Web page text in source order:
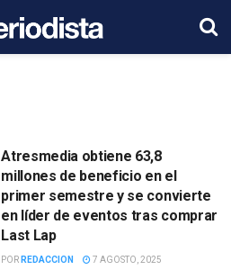
Atresmedia obtiene 63,8
millones de beneficio en el
primer semestre y se convierte
en líder de eventos tras comprar
Last Lap
POR REDACCION 7 AGOSTO, 2025